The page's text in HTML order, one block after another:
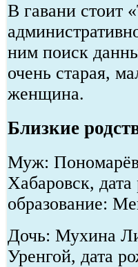
В гавани стоит
ним поиск
очень старая,
женщина.
Близкие
Муж:
Хабаровск,
образование:
Дочь: Мухина
Уренгой, дата